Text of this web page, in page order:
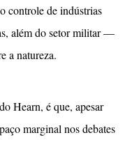
controle de indústrias
além do setor militar —
a natureza.
Hearn, é que, apesar
marginal nos debates